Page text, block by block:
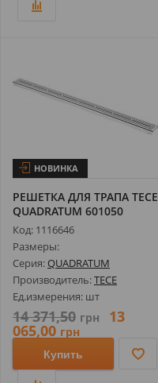
НОВИНКА
РЕШЕТКА ДЛЯ ТРАПА TECE
QUADRATUM 601050
ПОЛИРОВАННАЯ...
Код: 1116646
Размеры:
Серия:QUADRATUM
Производитель:TECE
Ед.измерения: шт
14 371,50 грн 13
065,00 грн
Купить